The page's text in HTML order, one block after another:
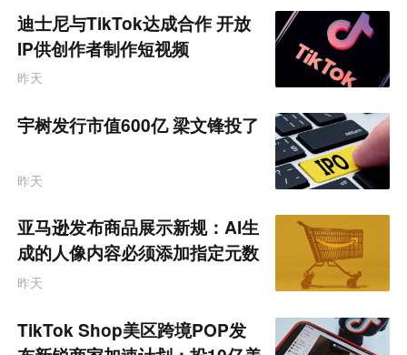
迪士尼与TikTok达成合作 开放
IP供创作者制作短视频
昨天
宇树发行市值600亿 梁文锋投了
昨天
亚马逊发布商品展示新规：AI生
成的人像内容必须添加指定元数
据
昨天
TikTok Shop美区跨境POP发